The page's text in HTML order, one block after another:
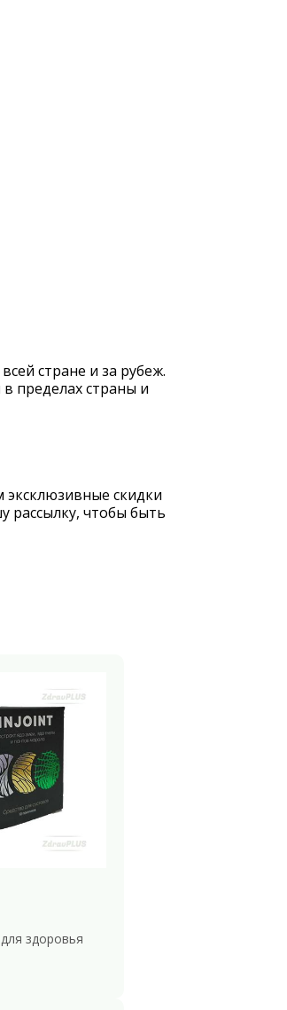
стране и за рубеж.
пределах страны и
скидки
рассылку, чтобы быть
здоровья